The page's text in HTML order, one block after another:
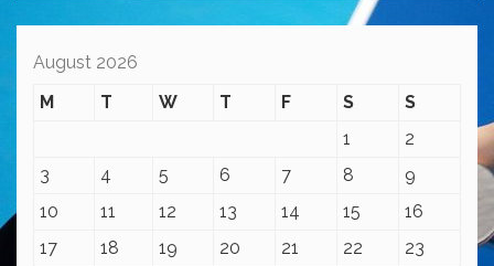
August 2026
M
T W T F S
S
1
2
3
4 5 6 7 8
9
10
11 12 13 14 15
16
17
18 19 20 21 22
23